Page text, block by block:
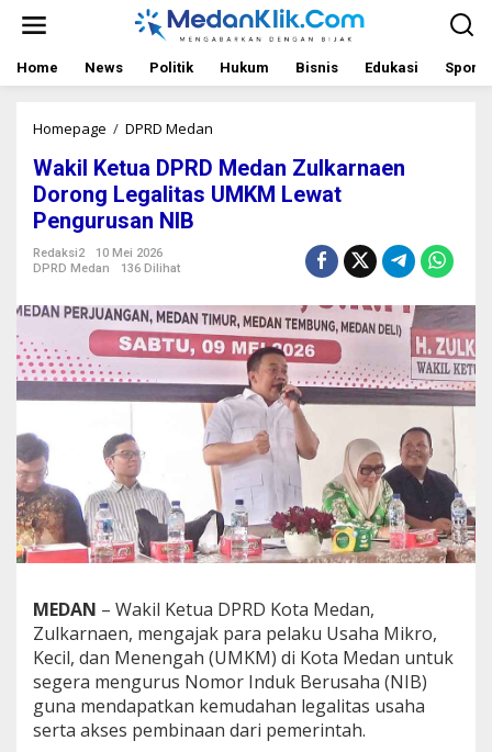
t
Home News Politik Hukum Bisnis Edukasi Sport
Homepage / DPRD Medan
i
l
a
D
P
R
D
M
d
a
n
Z
u
l
k
n
a
e
n
D
r
Wakil Ketua DPRD Medan Zulkarnaen
Dorong Legalitas UMKM Lewat
Pengurusan NIB
Redaksi2
10 Mei 2026
DPRD Medan
136 Dilihat
MEDAN – Wakil Ketua DPRD Kota Medan,
Zulkarnaen, mengajak para pelaku Usaha Mikro,
Kecil, dan Menengah (UMKM) di Kota Medan untuk
segera mengurus Nomor Induk Berusaha (NIB)
guna mendapatkan kemudahan legalitas usaha
serta akses pembinaan dari pemerintah.